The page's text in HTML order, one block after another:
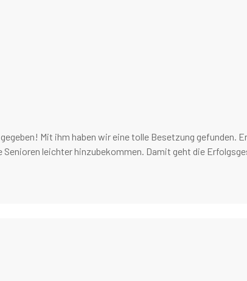
Mit ihm haben wir eine tolle Besetzung gefunden.
Senioren leichter hinzubekommen. Damit geht die